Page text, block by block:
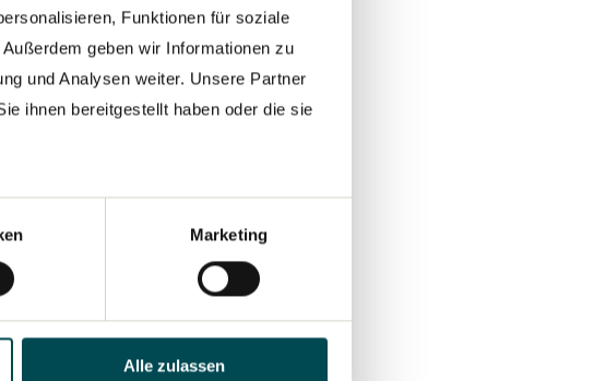
Funktionen für soziale
geben wir Informationen zu
und Analysen weiter. Unsere Partner
ihnen bereitgestellt haben oder die sie
Marketing
Alle zulassen
24.03.2021